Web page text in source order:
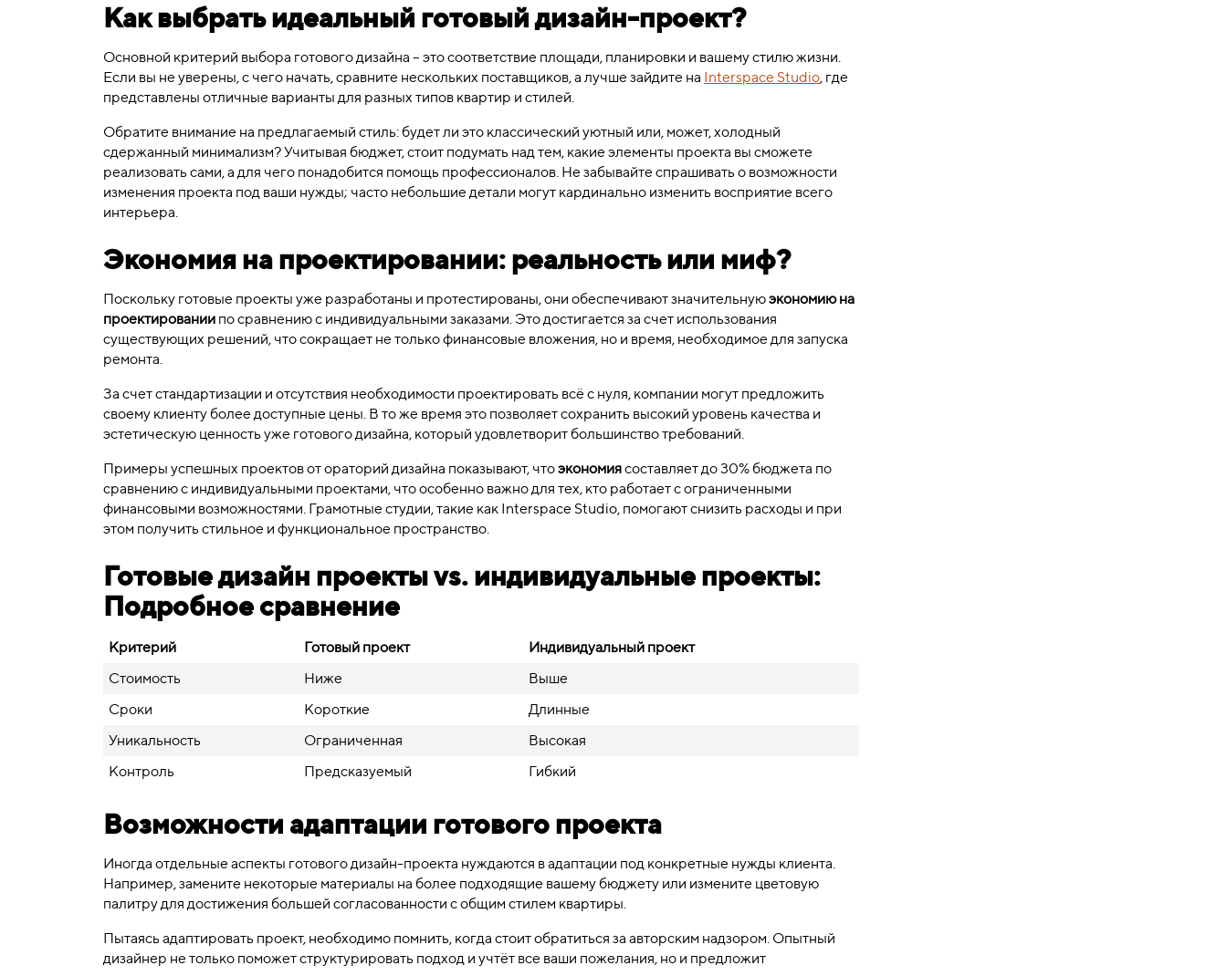
Как выбрать идеальный готовый дизайн-проект?
Основной критерий выбора готового дизайна – это соответствие площади, планировки и вашему стилю жизни.
Если вы не уверены, с чего начать, сравните нескольких поставщиков, а лучше зайдите на Interspace Studio, где
представлены отличные варианты для разных типов квартир и стилей.
Обратите внимание на предлагаемый стиль: будет ли это классический уютный или, может, холодный
сдержанный минимализм? Учитывая бюджет, стоит подумать над тем, какие элементы проекта вы сможете
реализовать сами, а для чего понадобится помощь профессионалов. Не забывайте спрашивать о возможности
изменения проекта под ваши нужды; часто небольшие детали могут кардинально изменить восприятие всего
интерьера.
Экономия на проектировании: реальность или миф?
Поскольку готовые проекты уже разработаны и протестированы, они обеспечивают значительнуюэкономию на
проектировании по сравнению с индивидуальными заказами. Это достигается за счет использования
существующих решений, что сокращает не только финансовые вложения, но и время, необходимое для запуска
ремонта.
За счет стандартизации и отсутствия необходимости проектировать всё с нуля, компании могут предложить
своему клиенту более доступные цены. В то же время это позволяет сохранить высокий уровень качества и
эстетическую ценность уже готового дизайна, который удовлетворит большинство требований.
Примеры успешных проектов от ораторий дизайна показывают, чтоэкономиясоставляет до 30% бюджета по
сравнению с индивидуальными проектами, что особенно важно для тех, кто работает с ограниченными
финансовыми возможностями. Грамотные студии, такие как Interspace Studio, помогают снизить расходы и при
этом получить стильное и функциональное пространство.
Готовые дизайн проекты vs. индивидуальные проекты:
Подробное сравнение
Критерий Готовый проект
Индивидуальный проект
Стоимость
Ниже
Выше
Сроки
Короткие
Длинные
Уникальность
Ограниченная
Высокая
Контроль
Предсказуемый Гибкий
Возможности адаптации готового проекта
Иногда отдельные аспекты готового дизайн-проекта нуждаются в адаптации под конкретные нужды клиента.
Например, замените некоторые материалы на более подходящие вашему бюджету или измените цветовую
палитру для достижения большей согласованности с общим стилем квартиры.
Пытаясь адаптировать проект, необходимо помнить, когда стоит обратиться за авторским надзором. Опытный
дизайнер не только поможет структурировать подход и учтёт все ваши пожелания, но и предложит